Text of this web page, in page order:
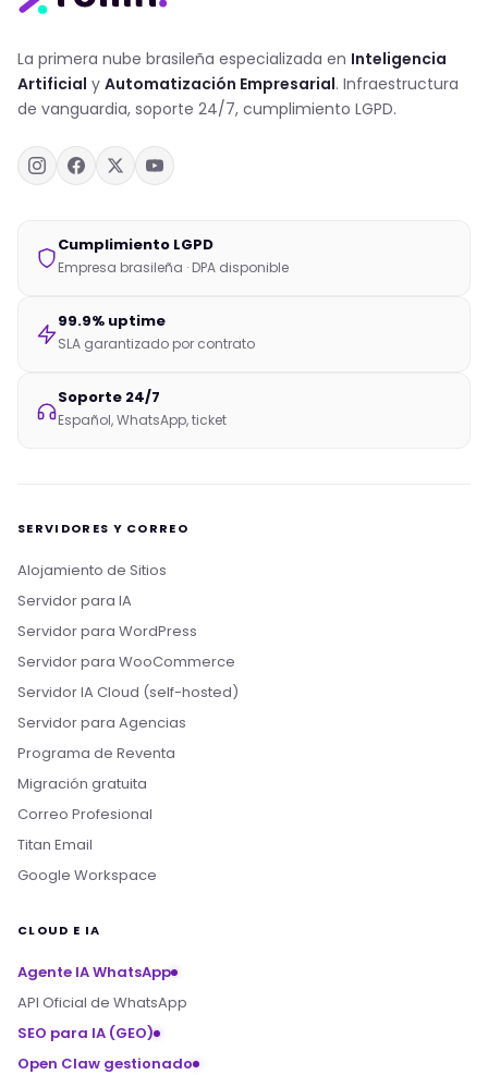
La primera nube brasileña especializada en Inteligencia
Artificial y Automatización Empresarial. Infraestructura
de vanguardia, soporte 24/7, cumplimiento LGPD.
Cumplimiento LGPD
Empresa brasileña · DPA disponible
99.9% uptime
SLA garantizado por contrato
Soporte 24/7
Español, WhatsApp, ticket
SERVIDORES Y CORREO
Alojamiento de Sitios
Servidor para IA
Servidor para WordPress
Servidor para WooCommerce
Servidor IA Cloud (self-hosted)
Servidor para Agencias
Programa de Reventa
Migración gratuita
Correo Profesional
Titan Email
Google Workspace
CLOUD E IA
Agente IA WhatsApp
API Oficial de WhatsApp
SEO para IA (GEO)
Open Claw gestionado